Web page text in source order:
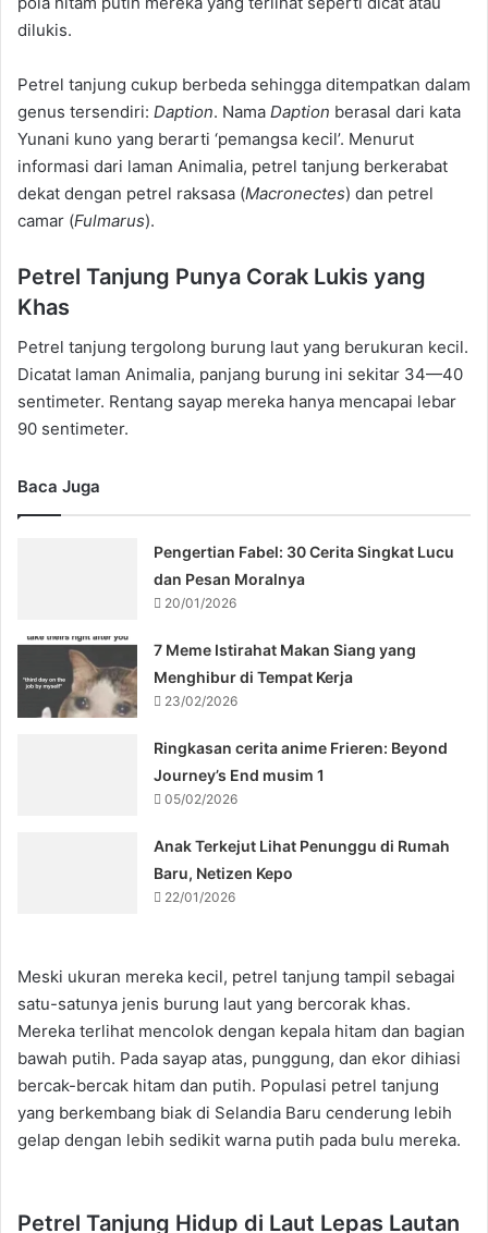
dilukis.
Petrel tanjung cukup berbeda sehingga ditempatkan dalam
genus tersendiri: Daption. Nama Daption berasal dari kata
Yunani kuno yang berarti ‘pemangsa kecil’. Menurut
informasi dari laman Animalia, petrel tanjung berkerabat
dekat dengan petrel raksasa (Macronectes) dan petrel
camar (Fulmarus).
Petrel Tanjung Punya Corak Lukis yang
Khas
Petrel tanjung tergolong burung laut yang berukuran kecil.
Dicatat laman Animalia, panjang burung ini sekitar 34—40
sentimeter. Rentang sayap mereka hanya mencapai lebar
90 sentimeter.
Baca Juga
Pengertian Fabel: 30 Cerita Singkat Lucu
dan Pesan Moralnya
20/01/2026
7 Meme Istirahat Makan Siang yang
Menghibur di Tempat Kerja
23/02/2026
Ringkasan cerita anime Frieren: Beyond
Journey’s End musim 1
05/02/2026
Anak Terkejut Lihat Penunggu di Rumah
Baru, Netizen Kepo
22/01/2026
Meski ukuran mereka kecil, petrel tanjung tampil sebagai
satu-satunya jenis burung laut yang bercorak khas.
Mereka terlihat mencolok dengan kepala hitam dan bagian
bawah putih. Pada sayap atas, punggung, dan ekor dihiasi
bercak-bercak hitam dan putih. Populasi petrel tanjung
yang berkembang biak di Selandia Baru cenderung lebih
gelap dengan lebih sedikit warna putih pada bulu mereka.
Petrel Tanjung Hidup di Laut Lepas Lautan